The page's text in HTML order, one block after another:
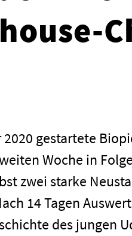
gestartete
Woche in
zwei starke
14 Tagen
des jungen